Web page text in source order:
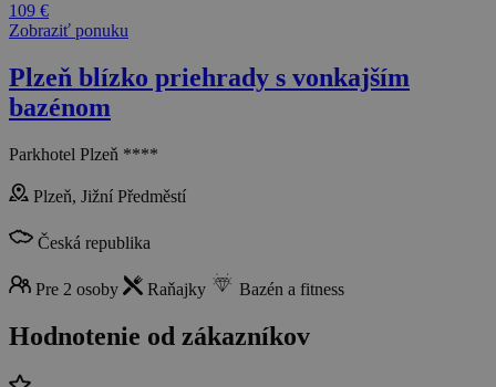
109 €
Zobraziť ponuku
Plzeň blízko priehrady s vonkajším
bazénom
Parkhotel Plzeň ****
Plzeň, Jižní Předměstí
Česká republika
Pre 2 osoby Raňajky Bazén a fitness
Hodnotenie od zákazníkov